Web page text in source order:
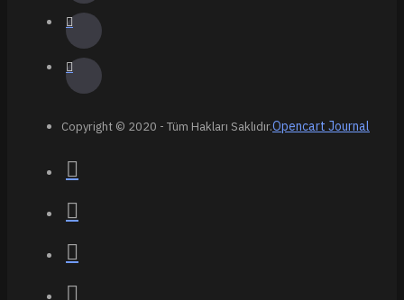
Copyright © 2020 - Tüm Hakları Saklıdır.Opencart Journal